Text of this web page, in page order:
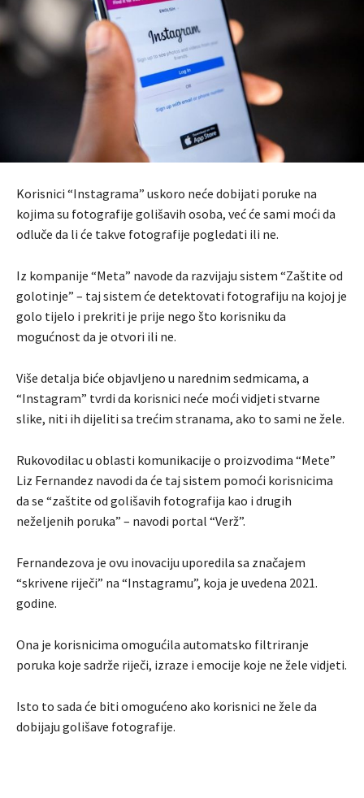
Korisnici “Instagrama” uskoro neće dobijati poruke na
kojima su fotografije golišavih osoba, već će sami moći da
odluče da li će takve fotografije pogledati ili ne.
Iz kompanije “Meta” navode da razvijaju sistem “Zaštite od
golotinje” – taj sistem će detektovati fotografiju na kojoj je
golo tijelo i prekriti je prije nego što korisniku da
mogućnost da je otvori ili ne.
Više detalja biće objavljeno u narednim sedmicama, a
“Instagram” tvrdi da korisnici neće moći vidjeti stvarne
slike, niti ih dijeliti sa trećim stranama, ako to sami ne žele.
Rukovodilac u oblasti komunikacije o proizvodima “Mete”
Liz Fernandez navodi da će taj sistem pomoći korisnicima
da se “zaštite od golišavih fotografija kao i drugih
neželjenih poruka” – navodi portal “Verž”.
Fernandezova je ovu inovaciju uporedila sa značajem
“skrivene riječi” na “Instagramu”, koja je uvedena 2021.
godine.
Ona je korisnicima omogućila automatsko filtriranje
poruka koje sadrže riječi, izraze i emocije koje ne žele vidjeti.
Isto to sada će biti omogućeno ako korisnici ne žele da
dobijaju golišave fotografije.